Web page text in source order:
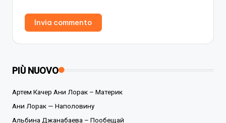
PIÙ NUOVO
Артем Качер Ани Лорак – Материк
Ани Лорак — Наполовину
Альбина Джанабаева – Пообещай